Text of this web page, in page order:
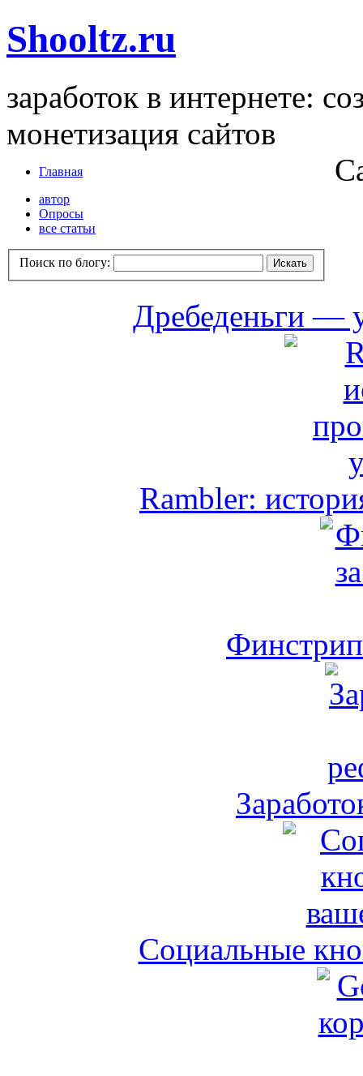
Shooltz.ru
заработок в интернете:
монетизация сайтов
Главная
автор
Опросы
все статьи
Поиск по блогу:
Дребеденьги —
Rambler:
Социальные